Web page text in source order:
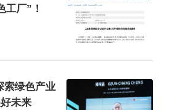
工厂”！
索绿色产业
未来